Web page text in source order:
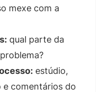
mexe com a
qual parte da
estúdio,
e comentários do